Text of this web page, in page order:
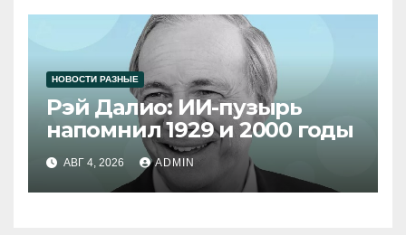
НОВОСТИ РАЗНЫЕ
Рэй Далио: ИИ-пузырь
напомнил 1929 и 2000 годы
АВГ 4, 2026 ADMIN